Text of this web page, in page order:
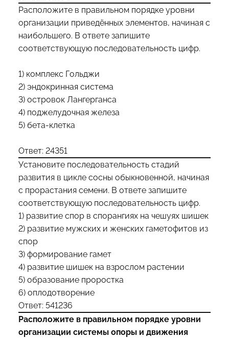
Расположите в правильном порядке уровни
организации приведённых элементов, начиная с
наибольшего. В ответе запишите
соответствующую последовательность цифр.
1) комплекс Гольджи
2) эндокринная система
3) островок Лангерганса
4) поджелудочная железа
5) бета-клетка
Ответ: 24351
Установите последовательность стадий
развития в цикле сосны обыкновенной, начиная
с прорастания семени. В ответе запишите
соответствующую последовательность цифр.
1) развитие спор в спорангиях на чешуях шишек
2) развитие мужских и женских гаметофитов из
спор
3) формирование гамет
4) развитие шишек на взрослом растении
5) образование проростка
6) оплодотворение
Ответ: 541236
Расположите в правильном порядке уровни
организации системы опоры и движения